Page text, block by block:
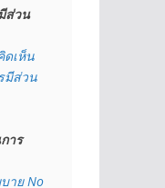
ส่วน
ดเห็น
มีส่วน
าร
าย No